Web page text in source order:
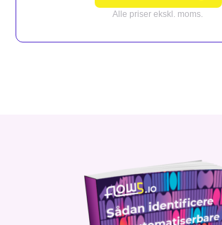
Alle priser ekskl. moms.